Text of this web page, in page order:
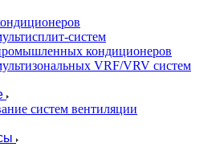
систем
кондиционеров
VRF/VRV систем
систем вентиляции